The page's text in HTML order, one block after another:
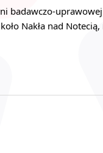
badawczo-
Nakła nad